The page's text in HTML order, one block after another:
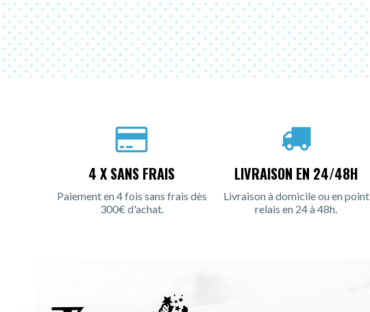
4 X SANS FRAIS
Paiement en 4 fois sans frais dès
300€ d'achat.
LIVRAISON EN 24/48H
Livraison à domicile ou en point
relais en 24 à 48h.